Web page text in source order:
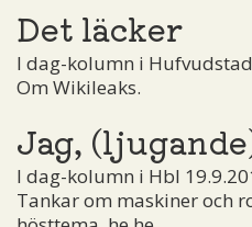
Det läcker
I dag-kolumn i
Om Wikileaks.
Jag,
I dag-kolumn i Hbl
Tankar om maskiner och